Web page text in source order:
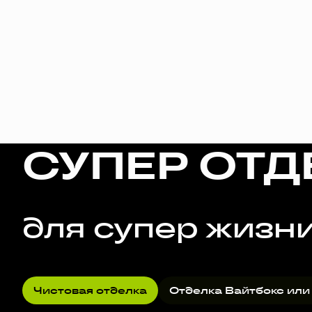
СУПЕР
для супер
Чистовая отделка Отделка Вайтбокс